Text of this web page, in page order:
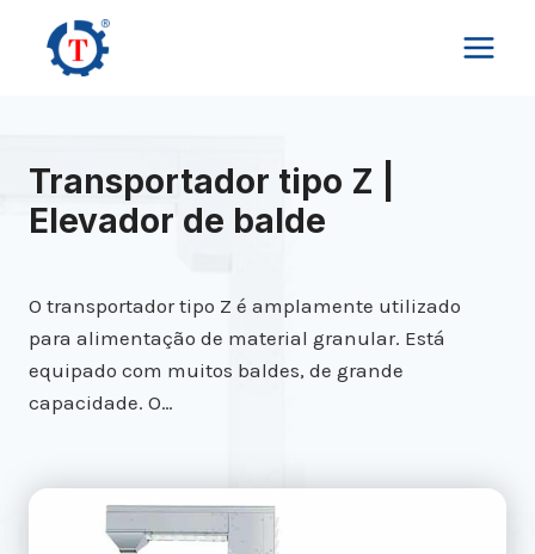
content
Transportador tipo Z |
Elevador de balde
O transportador tipo Z é amplamente utilizado
para alimentação de material granular. Está
equipado com muitos baldes, de grande
capacidade. O…